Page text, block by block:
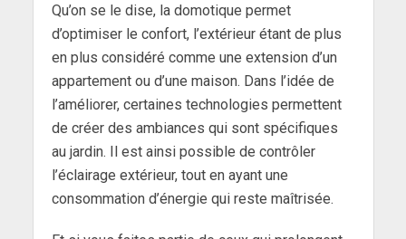
Qu’on se le dise, la domotique permet
d’optimiser le confort, l’extérieur étant de plus
en plus considéré comme une extension d’un
appartement ou d’une maison. Dans l’idée de
l’améliorer, certaines technologies permettent
de créer des ambiances qui sont spécifiques
au jardin. Il est ainsi possible de contrôler
l’éclairage extérieur, tout en ayant une
consommation d’énergie qui reste maîtrisée.